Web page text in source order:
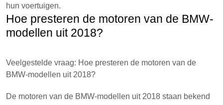
hun voertuigen.
Hoe presteren de motoren van de BMW-
modellen uit 2018?
Veelgestelde vraag: Hoe presteren de motoren van de
BMW-modellen uit 2018?
De motoren van de BMW-modellen uit 2018 staan bekend